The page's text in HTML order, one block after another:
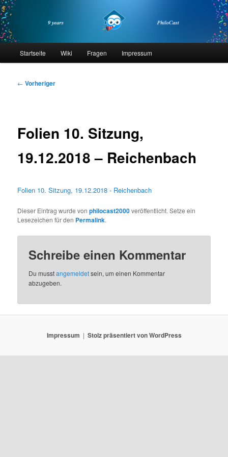
Zum
primären
Inhalt
springenphilocast
Startseite Wiki Fragen Impressum
Beitragsnavigation
← Vorheriger
Folien 10. Sitzung,
19.12.2018 – Reichenbach
Folien 10. Sitzung, 19.12.2018 - Reichenbach
Dieser Eintrag wurde vonphilocast2000veröffentlicht. Setze ein
Lesezeichen für den Permalink.
Schreibe einen Kommentar
Du musstangemeldetsein, um einen Kommentar
abzugeben.
Impressum Stolz präsentiert von WordPress